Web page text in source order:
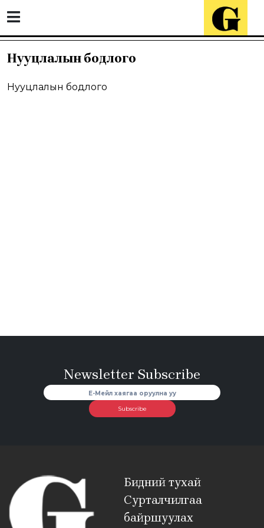
Нууцлалын бодлого
Нууцлалын бодлого
Newsletter Subscribe
Subscribe
Бидний тухай
Сурталчилгаа
байршуулах